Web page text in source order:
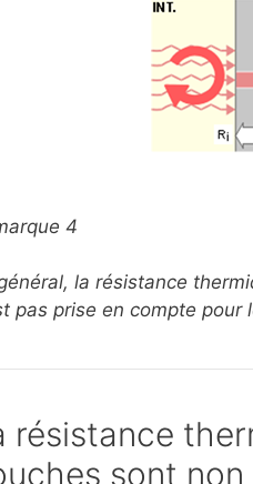
4
la résistance
pas prise en compte
résistance
sont